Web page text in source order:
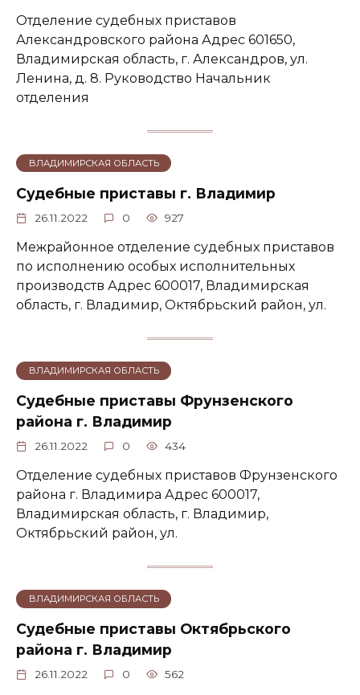
Отделение судебных приставов
Александровского района Адрес 601650,
Владимирская область, г. Александров, ул.
Ленина, д. 8. Руководство Начальник
отделения
ВЛАДИМИРСКАЯ ОБЛАСТЬ
Судебные приставы г. Владимир
26.11.2022 0 927
Межрайонное отделение судебных приставов
по исполнению особых исполнительных
производств Адрес 600017, Владимирская
область, г. Владимир, Октябрьский район, ул.
ВЛАДИМИРСКАЯ ОБЛАСТЬ
Судебные приставы Фрунзенского
района г. Владимир
26.11.2022 0 434
Отделение судебных приставов Фрунзенского
района г. Владимира Адрес 600017,
Владимирская область, г. Владимир,
Октябрьский район, ул.
ВЛАДИМИРСКАЯ ОБЛАСТЬ
Судебные приставы Октябрьского
района г. Владимир
26.11.2022 0 562